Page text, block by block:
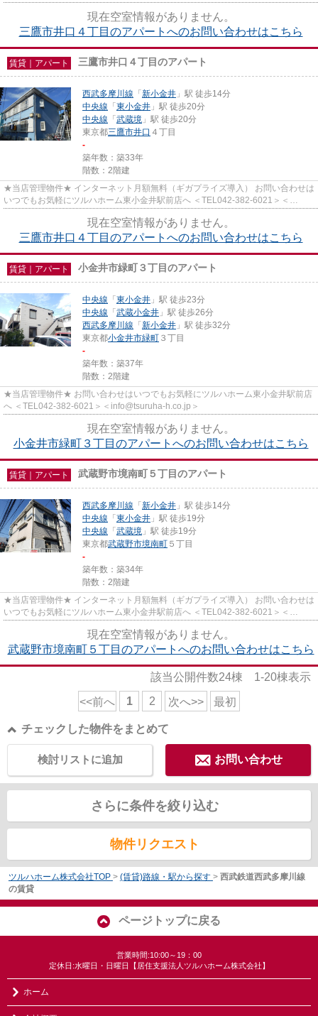
現在空室情報がありません。
三鷹市井口４丁目のアパートへのお問い合わせはこちら
賃貸｜アパート 三鷹市井口４丁目のアパート
西武多摩川線 「 新小金井 」駅 徒歩14分
中央線 「 東小金井 」駅 徒歩20分
中央線 「 武蔵境 」駅 徒歩20分
東京都三鷹市井口 ４丁目
-
築年数：築33年
階数：2階建
★当店管理物件★ インターネット月額無料（ギガプライズ導入） お問い合わせは
いつでもお気軽にツルハホーム東小金井駅前店へ ＜TEL042-382-6021＞＜
現在空室情報がありません。
三鷹市井口４丁目のアパートへのお問い合わせはこちら
賃貸｜アパート 小金井市緑町３丁目のアパート
中央線 「 東小金井 」駅 徒歩23分
中央線 「 武蔵小金井 」駅 徒歩26分
西武多摩川線 「 新小金井 」駅 徒歩32分
東京都小金井市緑町 ３丁目
-
築年数：築37年
階数：2階建
★当店管理物件★ お問い合わせはいつでもお気軽にツルハホーム東小金井駅前店
へ ＜TEL042-382-6021＞＜info@tsuruha-h.co.jp＞
現在空室情報がありません。
小金井市緑町３丁目のアパートへのお問い合わせはこちら
賃貸｜アパート 武蔵野市境南町５丁目のアパート
西武多摩川線 「 新小金井 」駅 徒歩14分
中央線 「 東小金井 」駅 徒歩19分
中央線 「 武蔵境 」駅 徒歩19分
東京都武蔵野市境南町 ５丁目
-
築年数：築34年
階数：2階建
★当店管理物件★ インターネット月額無料（ギガプライズ導入） お問い合わせは
いつでもお気軽にツルハホーム東小金井駅前店へ ＜TEL042-382-6021＞＜
現在空室情報がありません。
武蔵野市境南町５丁目のアパートへのお問い合わせはこちら
該当公開件数24棟 1-20棟表示
<<前へ 1 2 次へ>> 最初
チェックした物件をまとめて
お問い合わせ
検討リストに追加
さらに条件を絞り込む
物件リクエスト
ツルハホーム株式会社TOP > (賃貸)路線・駅から探す > 西武鉄道西武多摩川線
の賃貸
ページトップに戻る
営業時間:10:00～19：00
定休日:水曜日・日曜日【居住支援法人ツルハホーム株式会社】
ホーム